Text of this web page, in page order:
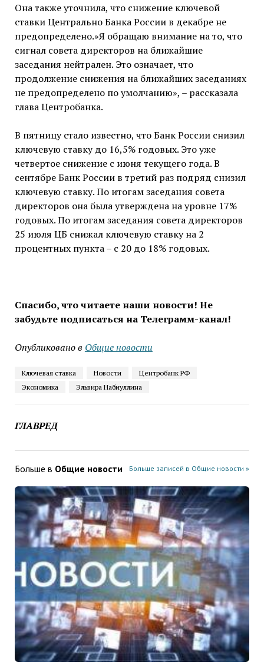
Она также уточнила, что снижение ключевой
ставки Центрально Банка России в декабре не
предопределено.»Я обращаю внимание на то, что
сигнал совета директоров на ближайшие
заседания нейтрален. Это означает, что
продолжение снижения на ближайших заседаниях
не предопределено по умолчанию», – рассказала
глава Центробанка.
В пятницу стало известно, что Банк России снизил
ключевую ставку до 16,5% годовых. Это уже
четвертое снижение с июня текущего года. В
сентябре Банк России в третий раз подряд снизил
ключевую ставку. По итогам заседания совета
директоров она была утверждена на уровне 17%
годовых. По итогам заседания совета директоров
25 июля ЦБ снижал ключевую ставку на 2
процентных пункта – с 20 до 18% годовых.
Спасибо, что читаете наши новости! Не
забудьте подписаться на Телеграмм-канал!
Опубликовано в Общие новости
Ключевая ставка Новости
Центробанк РФ
Экономика
Эльвира Набиуллина
ГЛАВРЕД
Больше в Общие новости Больше записей в Общие новости »